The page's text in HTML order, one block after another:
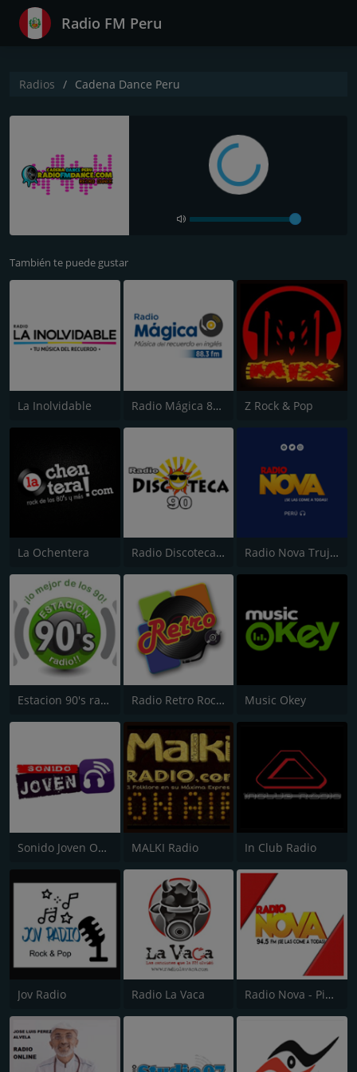
Radio FM Peru
Radios Cadena Dance Peru
También te puede gustar
La Inolvidable Radio Mágica 88.3 FM Z Rock & Pop
La Ochentera Radio Discoteca 90 Radio Nova Trujillo 105.1 FM
Estacion 90's radio Radio Retro Rock & Pop Music Okey
Sonido Joven Online MALKI Radio In Club Radio
Jov Radio Radio La Vaca Radio Nova - Piura